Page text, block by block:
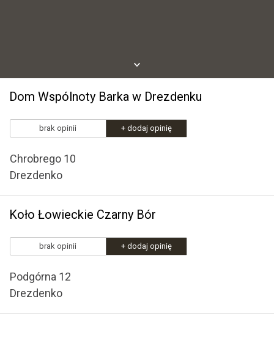
Dom Wspólnoty Barka w Drezdenku
brak opinii + dodaj opinię
Chrobrego 10
Drezdenko
Koło Łowieckie Czarny Bór
brak opinii + dodaj opinię
Podgórna 12
Drezdenko